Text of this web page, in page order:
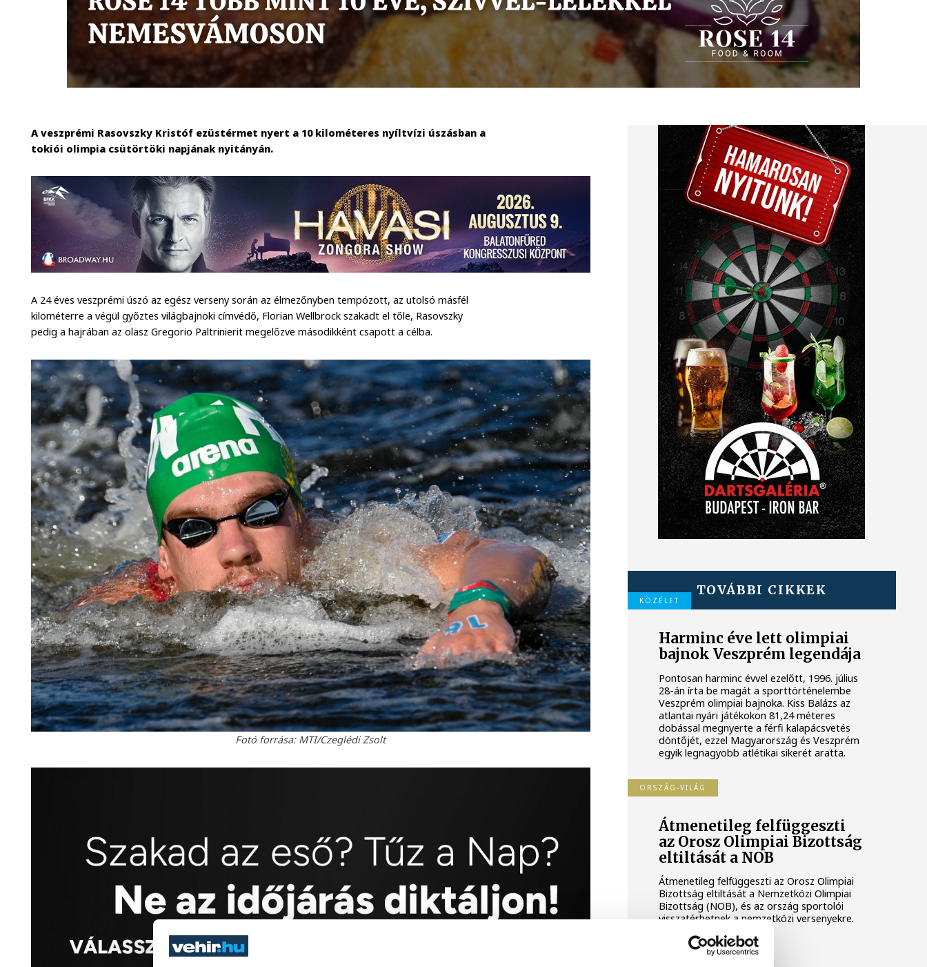
A veszprémi Rasovszky Kristóf ezüstérmet nyert a 10 kilométeres nyíltvízi úszásban a
tokiói olimpia csütörtöki napjának nyitányán.
A 24 éves veszprémi úszó az egész verseny során az élmezőnyben tempózott, az utolsó másfél
kilométerre a végül győztes világbajnoki címvédő, Florian Wellbrock szakadt el tőle, Rasovszky
pedig a hajrában az olasz Gregorio Paltrinierit megelőzve másodikként csapott a célba.
Fotó forrása: MTI/Czeglédi Zsolt
TOVÁBBI CIKKEK
KÖZÉLET
Harminc éve lett olimpiai
bajnok Veszprém legendája
Pontosan harminc évvel ezelőtt, 1996. július
28-án írta be magát a sporttörténelembe
Veszprém olimpiai bajnoka. Kiss Balázs az
atlantai nyári játékokon 81,24 méteres
dobással megnyerte a férfi kalapácsvetés
döntőjét, ezzel Magyarország és Veszprém
egyik legnagyobb atlétikai sikerét aratta.
ORSZÁG-VILÁG
Átmenetileg felfüggeszti
az Orosz Olimpiai Bizottság
eltiltását a NOB
Átmenetileg felfüggeszti az Orosz Olimpiai
Bizottság eltiltását a Nemzetközi Olimpiai
Bizottság (NOB), és az ország sportolói
visszatérhetnek a nemzetközi versenyekre.
LOS ANGELES 2028